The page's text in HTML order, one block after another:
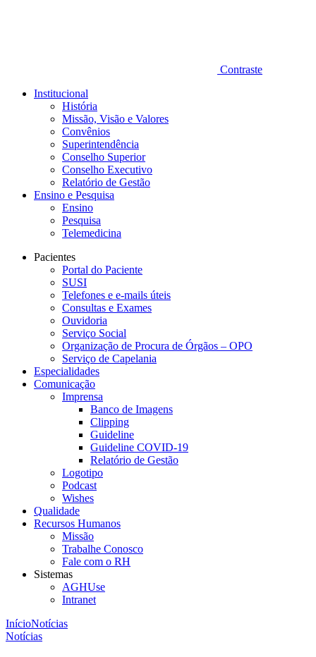
Contraste
Institucional
História
Missão, Visão e Valores
Convênios
Superintendência
Conselho Superior
Conselho Executivo
Relatório de Gestão
Ensino e Pesquisa
Ensino
Pesquisa
Telemedicina
Pacientes
Portal do Paciente
SUSI
Telefones e e-mails úteis
Consultas e Exames
Ouvidoria
Serviço Social
Organização de Procura de Órgãos – OPO
Serviço de Capelania
Especialidades
Comunicação
Imprensa
Banco de Imagens
Clipping
Guideline
Guideline COVID-19
Relatório de Gestão
Logotipo
Podcast
Wishes
Qualidade
Recursos Humanos
Missão
Trabalhe Conosco
Fale com o RH
Sistemas
AGHUse
Intranet
InícioNotícias
Notícias